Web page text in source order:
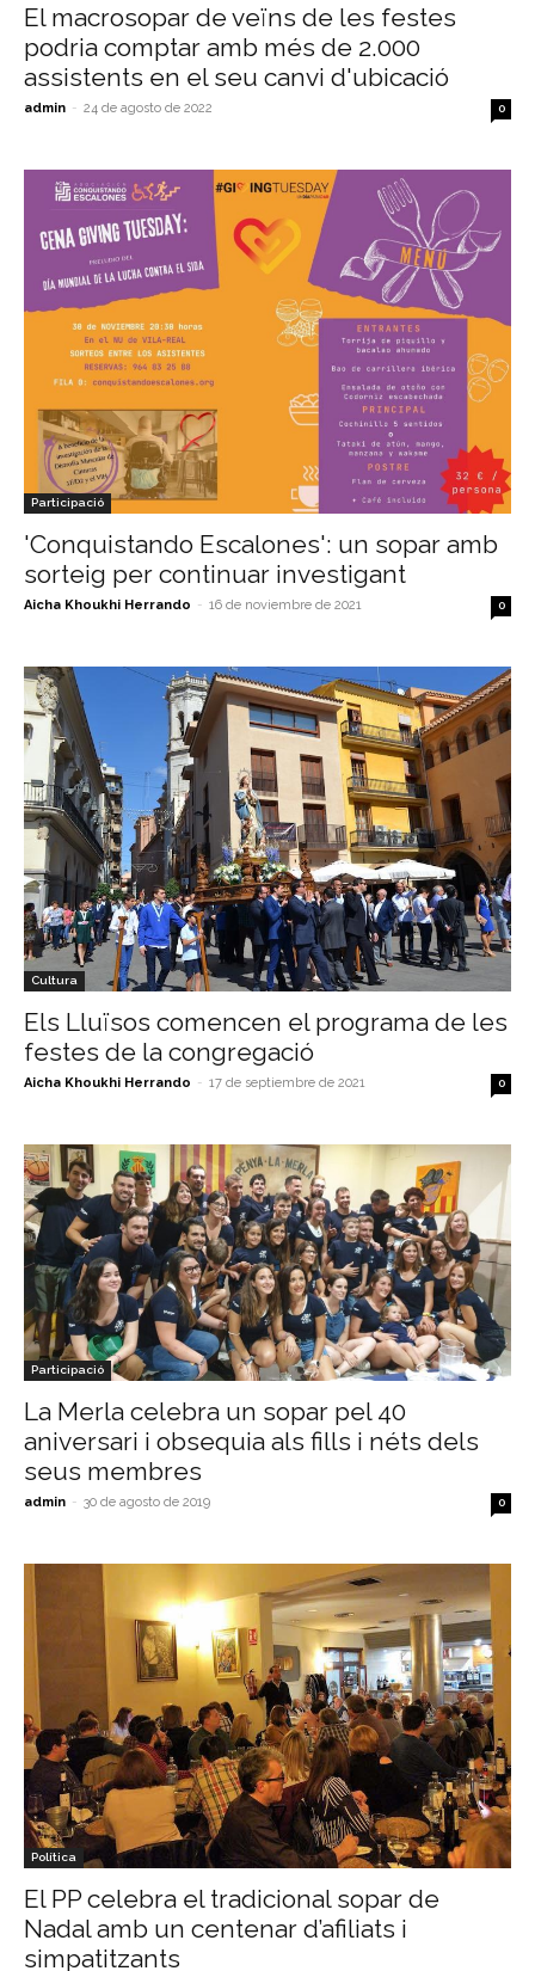
El macrosopar de veïns de les festes
podria comptar amb més de 2.000
assistents en el seu canvi d'ubicació
admin - 24 de agosto de 2022 0
Participació
'Conquistando Escalones': un sopar amb
sorteig per continuar investigant
Aicha Khoukhi Herrando - 16 de noviembre de 2021 0
Cultura
Els Lluïsos comencen el programa de les
festes de la congregació
Aicha Khoukhi Herrando - 17 de septiembre de 2021 0
Participació
La Merla celebra un sopar pel 40
aniversari i obsequia als fills i néts dels
seus membres
admin - 30 de agosto de 2019 0
Política
El PP celebra el tradicional sopar de
Nadal amb un centenar d’afiliats i
simpatitzants